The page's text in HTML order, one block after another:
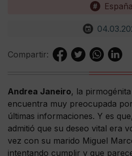
España
Compartir:
Andrea Janeiro, la
encuentra muy preocupada
últimas informaciones. Y es que,
admitió que su deseo vital era
vez con su marido Miguel
intentando cumplir y que